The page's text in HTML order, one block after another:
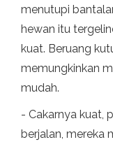
menutupi
hewan itu
kuat. Beruang
memungkinkan
mudah.
- Cakarnya kuat,
berjalan, mereka